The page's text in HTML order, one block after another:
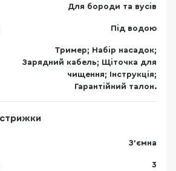
Для бороди та вусів
Під водою
Тример; Набір насадок;
Зарядний кабель; Щіточка для
чищення; Інструкція;
Гарантійний талон.
З'ємна
3